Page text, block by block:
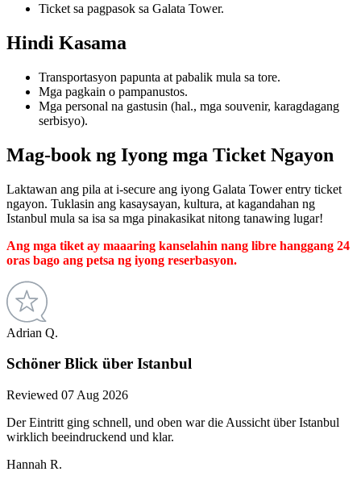
Ticket sa pagpasok sa Galata Tower.
Hindi Kasama
Transportasyon papunta at pabalik mula sa tore.
Mga pagkain o pampanustos.
Mga personal na gastusin (hal., mga souvenir, karagdagang
serbisyo).
Mag-book ng Iyong mga Ticket Ngayon
Laktawan ang pila at i-secure ang iyong Galata Tower entry ticket
ngayon. Tuklasin ang kasaysayan, kultura, at kagandahan ng
Istanbul mula sa isa sa mga pinakasikat nitong tanawing lugar!
Ang mga tiket ay maaaring kanselahin nang libre hanggang 24
oras bago ang petsa ng iyong reserbasyon.
Adrian Q.
Schöner Blick über Istanbul
Reviewed 07 Aug 2026
Der Eintritt ging schnell, und oben war die Aussicht über Istanbul
wirklich beeindruckend und klar.
Hannah R.